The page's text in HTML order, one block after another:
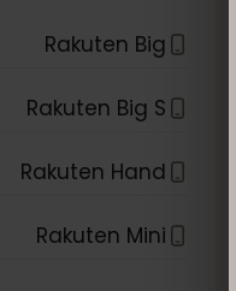
Rakuten Big
Rakuten Big S
Rakuten Hand
Rakuten Mini